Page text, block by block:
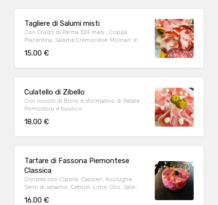
Tagliere di Salumi misti
Con Crudo di Parma 324 mesi , Coppa
Piacentina, Salame Cremonese 'Molinari' e
15.00 €
Culatello di Zibello
Con riccioli di Burro e sformatino di Patate ,
Pomodoro e basilico
18.00 €
Tartare di Fassona Piemontese
Classica
Condita con Cipolla, Capperi, Acciughe,
Semi di sesamo, Cetrioli, Lime, Olio, Sale
16.00 €